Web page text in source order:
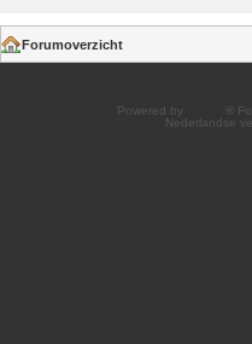
Forumoverzicht
Powered by
®
Nederlandse